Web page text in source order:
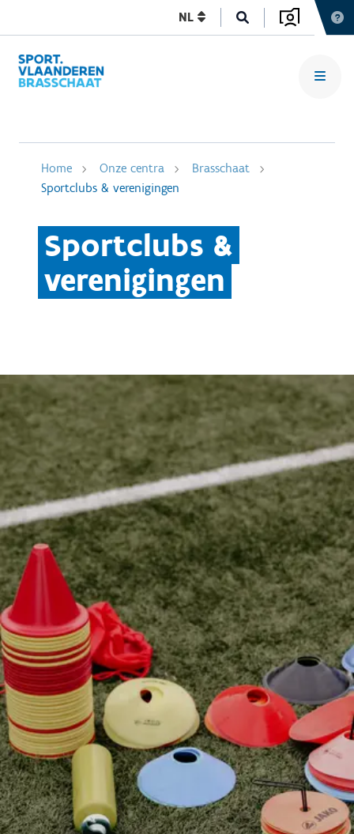
NL
Home Onze centra
Brasschaat
Sportclubs & verenigingen
Sportclubs &
verenigingen